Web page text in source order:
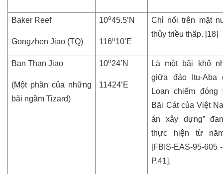
Baker Reef
Gongzhen Jiao (TQ)
10o45.5’N
116o10’E
Chỉ nổi trên mặt
thủy triều thấp. [18]
Ban Than Jiao
(Một phần của những
bãi ngầm Tizard)
10o24’N
11424’E
Là một bãi khô
giữa đảo Itu-Aba
Loan chiếm đóng
Bãi Cát của Việt
án xây dựng”
thực hiện từ
[FBIS-EAS-95-605
P.41].